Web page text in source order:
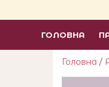
ГОЛОВНА
Головна /